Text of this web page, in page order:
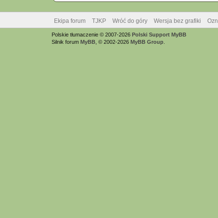
Ekipa forum TJKP Wróć do góry Wersja bez grafiki
Polskie tłumaczenie © 2007-2026 Polski Support MyBB
Silnik forum MyBB, © 2002-2026 MyBB Group.